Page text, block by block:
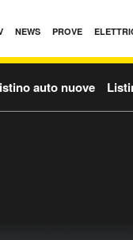
NEWS PROVE
auto nuove